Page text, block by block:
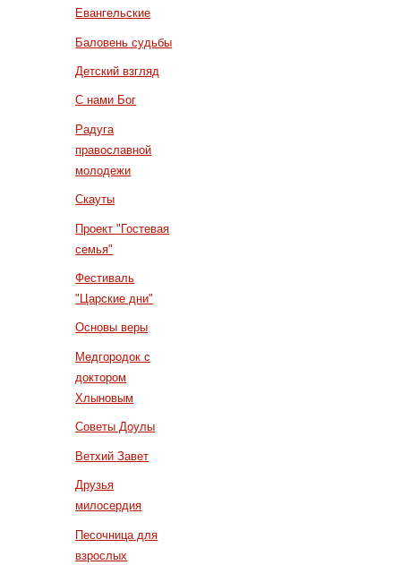
Евангельские
Баловень судьбы
Детский взгляд
С нами Бог
Радуга
православной
молодежи
Скауты
Проект "Гостевая
семья"
Фестиваль
"Царские дни"
Основы веры
Медгородок с
доктором
Хлыновым
Советы Доулы
Ветхий Завет
Друзья
милосердия
Песочница для
взрослых